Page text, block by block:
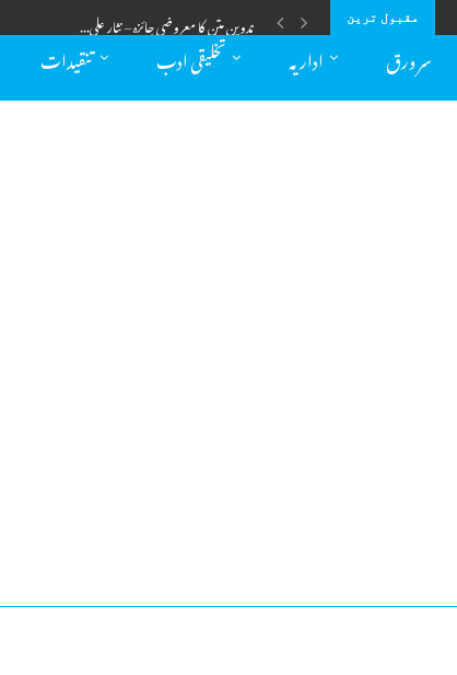
مقبول ترین تدوین متن کا معروضی جائزہ – نثار علی...
سر ورق اداریہ تخلیقی ادب تنقیدات